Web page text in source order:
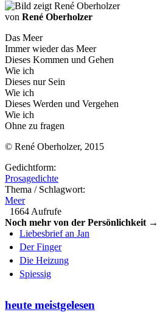
von René Oberholzer
Das Meer
Immer wieder das Meer
Dieses Kommen und Gehen
Wie ich
Dieses nur Sein
Wie ich
Dieses Werden und Vergehen
Wie ich
Ohne zu fragen
© René Oberholzer, 2015
Gedichtform:
Prosagedichte
Thema / Schlagwort:
Meer
1664 Aufrufe
Noch mehr von der Persönlichkeit →
Liebesbrief an Jan
Der Finger
Die Heizung
Spiessig
heute meistgelesen